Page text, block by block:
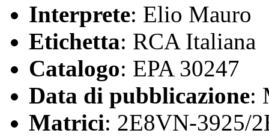
Interprete: Elio Mauro
Etichetta: RCA Italiana
Catalogo: EPA 30247
Data di pubblicazione:
Matrici: 2E8VN-3925/